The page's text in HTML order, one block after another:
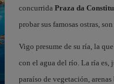
concurrida Praza da
probar sus famosas ostras,
Vigo presume de su ría, la
con el agua del río. La ría es,
paraíso de vegetación,